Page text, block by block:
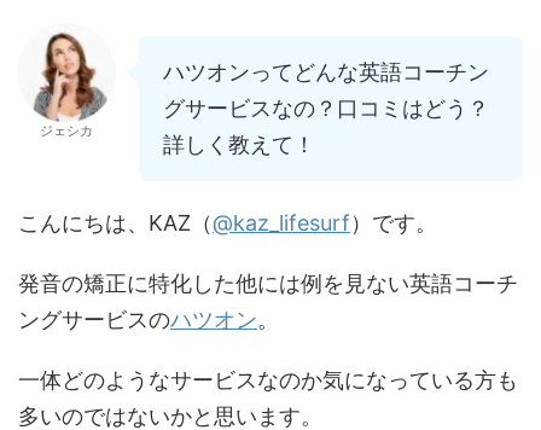
ジェシカ
ハツオンってどんな英語コーチン
グサービスなの？口コミはどう？
詳しく教えて！
こんにちは、KAZ（@kaz_lifesurf）です。
発音の矯正に特化した他には例を見ない英語コーチ
ングサービスのハツオン。
一体どのようなサービスなのか気になっている方も
多いのではないかと思います。